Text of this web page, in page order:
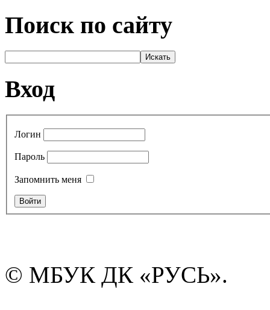
Поиск по сайту
Вход
Логин
Пароль
Запомнить меня
© МБУК ДК «РУСЬ».